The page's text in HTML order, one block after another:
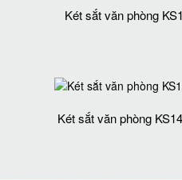
Két sắt văn phòng
Két sắt văn phòng